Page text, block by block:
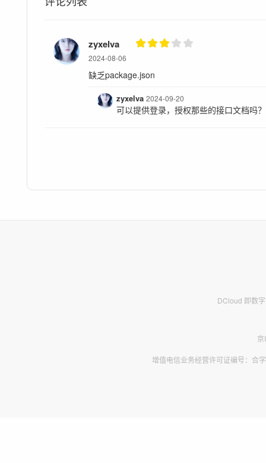
zyxelva
2024-08-06
缺乏package.json
zyxelva2024-09-20
可以提供登录，授权那些的接口文档吗？
DCloud 即数
增值电信业务经营许可证编号：合